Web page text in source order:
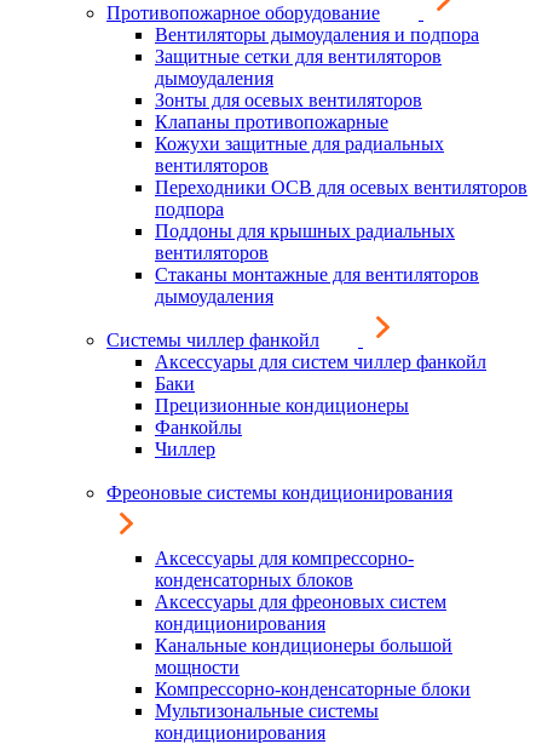
Противопожарное оборудование
Вентиляторы дымоудаления и подпора
Защитные сетки для вентиляторов
дымоудаления
Зонты для осевых вентиляторов
Клапаны противопожарные
Кожухи защитные для радиальных
вентиляторов
Переходники ОСВ для осевых вентиляторов
подпора
Поддоны для крышных радиальных
вентиляторов
Стаканы монтажные для вентиляторов
дымоудаления
Системы чиллер фанкойл
Аксессуары для систем чиллер фанкойл
Баки
Прецизионные кондиционеры
Фанкойлы
Чиллер
Фреоновые системы кондиционирования
Аксессуары для компрессорно-
конденсаторных блоков
Аксессуары для фреоновых систем
кондиционирования
Канальные кондиционеры большой
мощности
Компрессорно-конденсаторные блоки
Мультизональные системы
кондиционирования